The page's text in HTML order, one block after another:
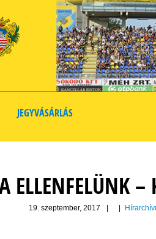
JEGYVÁSÁRLÁS
ELLENFELÜNK –
19. szeptember, 2017